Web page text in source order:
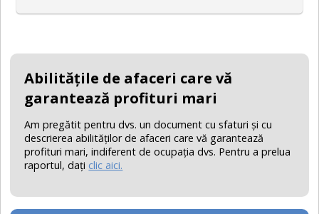
Abilităţile de afaceri care vă
garantează profituri mari
Am pregătit pentru dvs. un document cu sfaturi şi cu
descrierea abilităţilor de afaceri care vă garantează
profituri mari, indiferent de ocupaţia dvs. Pentru a prelua
raportul, daţi clic aici.